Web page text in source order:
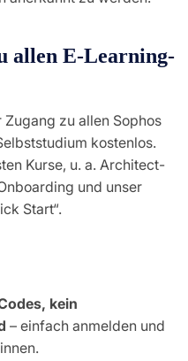
allen E-Learning-
zu allen Sophos
kostenlos.
Kurse, u. a. Architect-
und unser
Start“.
kein
– einfach anmelden und